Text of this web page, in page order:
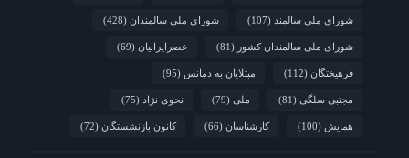
شورای ملی سالمند (107) شورای ملی سالمندان (428)
شورای ملی سالمندان کشور (81) عصرایرانیان (69)
فرهیختگان (112) مبتلایان به دمانس (95)
مجتبی سلگی (81) ملی (79) نحوی نژاد (75)
همایش (100) کارشناسان (66) کانون بازنشستگان (72)